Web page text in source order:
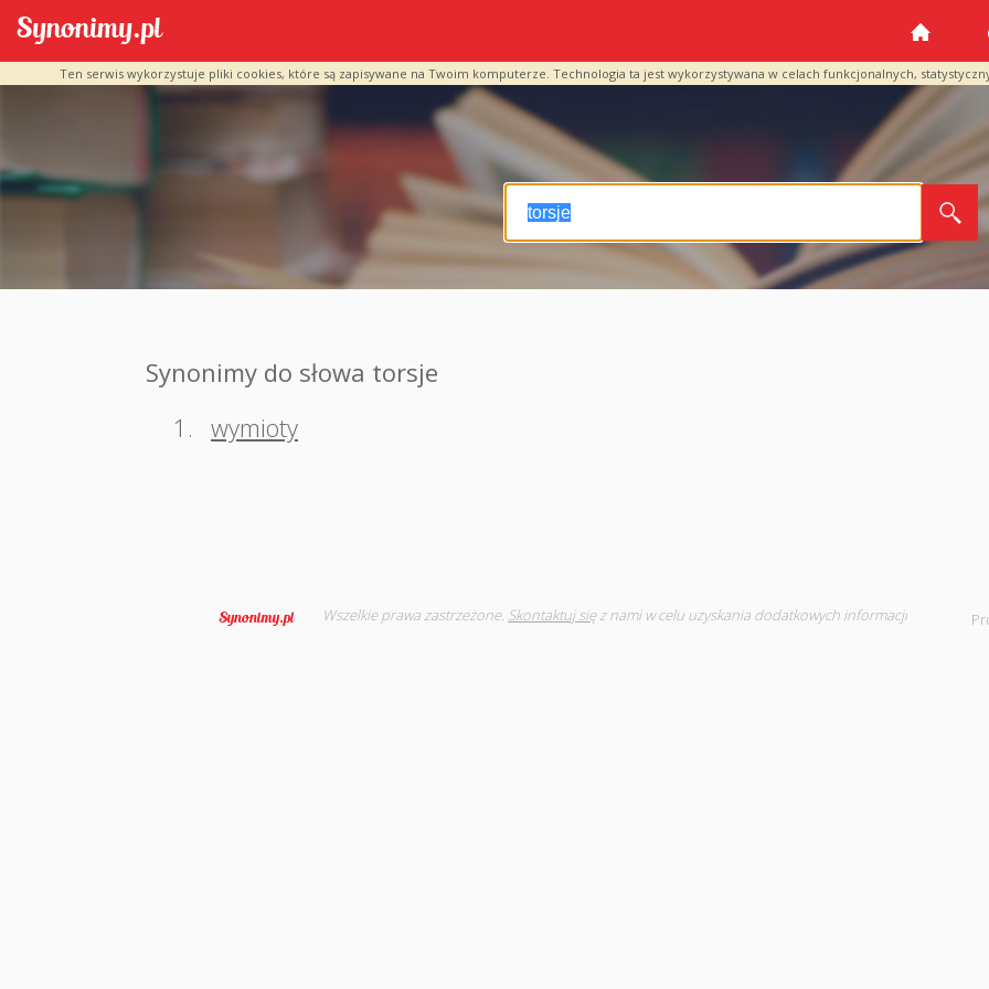
Ten serwis wykorzystuje pliki cookies, które są zapisywane na Twoim komputerze. Technologia ta jest wykorzystywana w celach funkcjonalnych,
Synonimy do słowa torsje
1. wymioty
Wszelkie prawa zastrzeżone. Skontaktuj sięz nami w celu uzyskania dodatkowych informacji